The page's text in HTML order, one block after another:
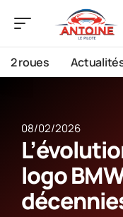
2 roues
08/02/2026
logo